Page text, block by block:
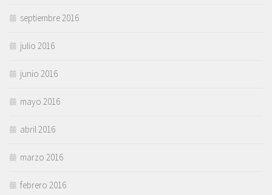
septiembre 2016
julio 2016
junio 2016
mayo 2016
abril 2016
marzo 2016
febrero 2016